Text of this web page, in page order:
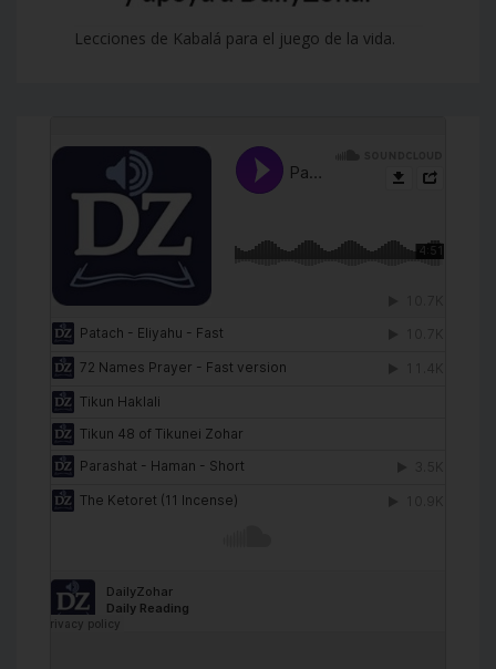
Lecciones de Kabalá para el juego de la vida.